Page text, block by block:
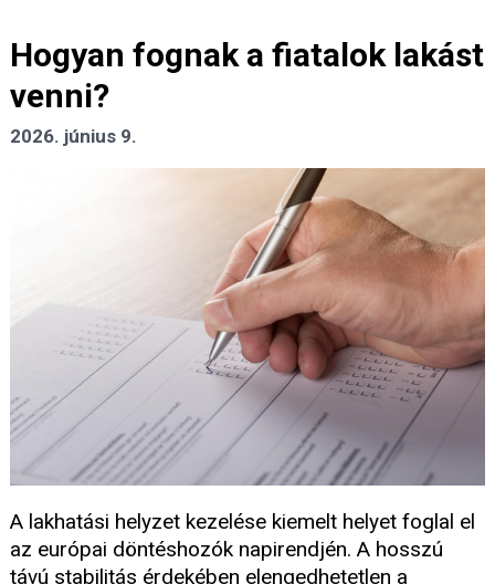
Hogyan fognak a fiatalok lakást
venni?
2026. június 9.
A lakhatási helyzet kezelése kiemelt helyet foglal el
az európai döntéshozók napirendjén. A hosszú
távú stabilitás érdekében elengedhetetlen a